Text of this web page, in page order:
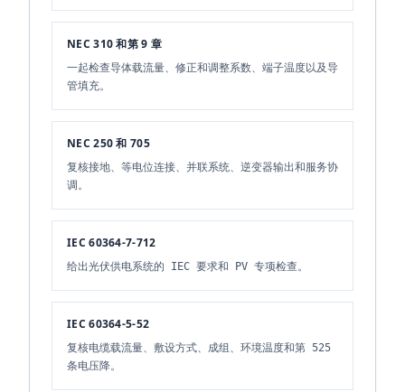
NEC 310 和第 9 章
一起检查导体载流量、修正和调整系数、端子温度以及导
管填充。
NEC 250 和 705
复核接地、等电位连接、并联系统、逆变器输出和服务协
调。
IEC 60364-7-712
给出光伏供电系统的 IEC 要求和 PV 专项检查。
IEC 60364-5-52
复核电缆载流量、敷设方式、成组、环境温度和第 525
条电压降。